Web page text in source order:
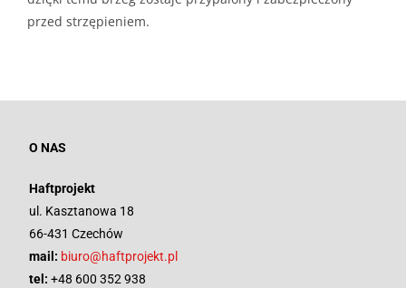
przed strzępieniem.
O NAS
Haftprojekt
ul. Kasztanowa 18
66-431 Czechów
mail: biuro@haftprojekt.pl
tel: +48 600 352 938